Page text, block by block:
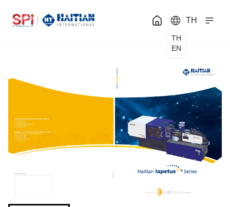
TH
TH
EN